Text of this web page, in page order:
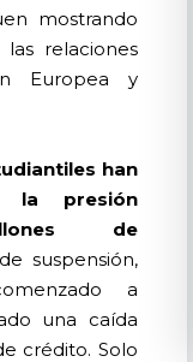
mostrando
relaciones
Europea y
han
la presión
de
suspensión,
a
una caída
crédito. Solo